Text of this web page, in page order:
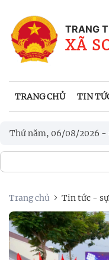
TRANG
XÃ
TRANG CHỦ TIN
Thứ năm, 06/08/2026 -
ĐÁ MINI NAM
THƯƠNG: TRỌN VẸN
Trang chủ Tin tức -